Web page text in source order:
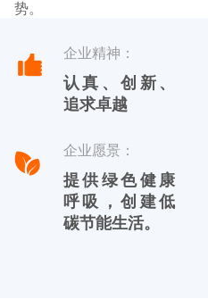
势。
杭州川田电器拥有自主品牌，
【YOTREE】。川田电器——
除湿机、加湿机及周边湿度控
企业精神：
认真、创新、
追求卓越
企业愿景：
提供绿色健康
呼吸，创建低
碳节能生活。